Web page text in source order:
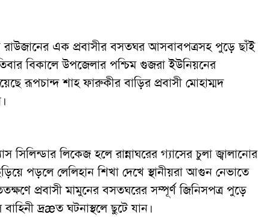
রাউজানের এক প্রবাসীর বসতঘর আসবাবপত্রসহ পুড়ে ছাঁই
বিকালে উপজেলার পশ্চিম গুজরা ইউনিয়নের
রূপচান্দ শাহ ফারুকীর বাড়ির প্রবাসী মোহাম্মদ
সিলিন্ডার লিকেজ হলে রান্নাঘরের গ্যাসের চুলা জ্বালানোর
পড়লে লেলিহান শিখা দেখে স্থানীয়রা আগুন নেভাতে
প্রবাসী মামুনের বসতঘরের সম্পূর্ণ জিনিসপত্র পুড়ে
দ্রæত ঘটনাস্থলে ছুটে যান।